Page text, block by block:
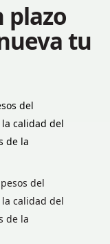
plazo
tu
del
calidad del
de la
del
calidad del
de la